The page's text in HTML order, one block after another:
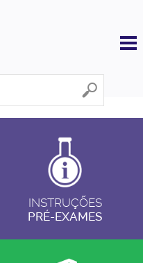
INSTRUÇÕES
PRÉ-EXAMES